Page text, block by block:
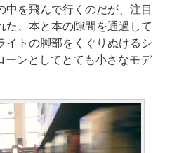
を飛んで行くのだが、注目
た、本と本の隙間を通過して
イトの脚部をくぐりぬけるシ
ーンとしてとても小さなモデ